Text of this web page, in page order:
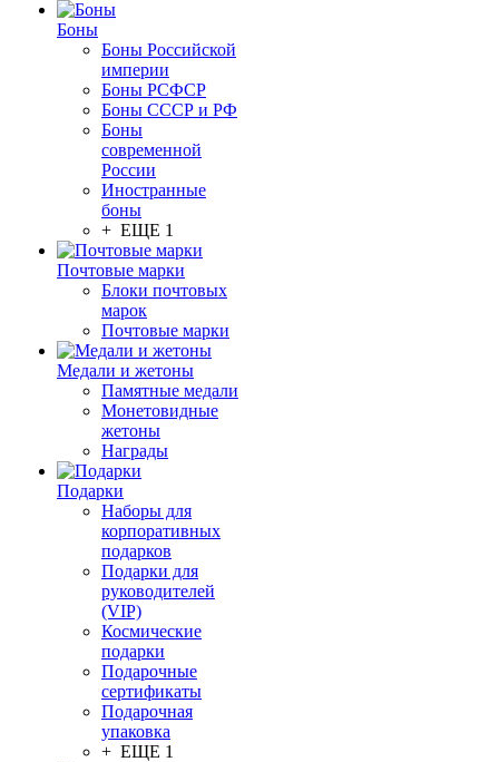
Боны
Боны Российской
империи
Боны РСФСР
Боны СССР и РФ
Боны
современной
России
Иностранные
боны
+ ЕЩЕ 1
Почтовые марки
Блоки почтовых
марок
Почтовые марки
Медали и жетоны
Памятные медали
Монетовидные
жетоны
Награды
Подарки
Наборы для
корпоративных
подарков
Подарки для
руководителей
(VIP)
Космические
подарки
Подарочные
сертификаты
Подарочная
упаковка
+ ЕЩЕ 1